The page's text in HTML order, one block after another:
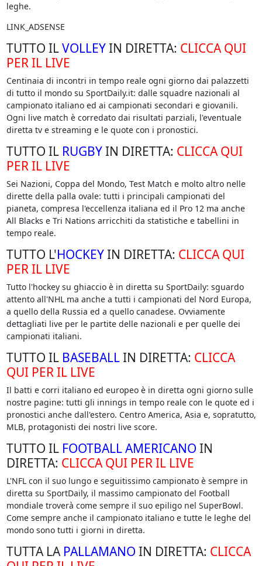
leghe.
LINK_ADSENSE
TUTTO ILVOLLEYIN DIRETTA: CLICCA QUI
PER IL LIVE
Centinaia di incontri in tempo reale ogni giorno dai palazzetti
di tutto il mondo su SportDaily.it: dalle squadre nazionali al
campionato italiano ed ai campionati secondari e giovanili.
Ogni live match è corredato dai risultati parziali, l'eventuale
diretta tv e streaming e le quote con i pronostici.
TUTTO IL RUGBYIN DIRETTA: CLICCA QUI
PER IL LIVE
Sei Nazioni, Coppa del Mondo, Test Match e molto altro nelle
dirette della palla ovale: tutti i principali campionati del
pianeta, compresa l'eccellenza italiana ed il Pro 12 ma anche
All Blacks e Tri Nations arricchiti da statistiche e tabellini in
tempo reale.
TUTTO L'HOCKEYIN DIRETTA: CLICCA QUI
PER IL LIVE
Tutto l'hockey su ghiaccio è in diretta su SportDaily: sguardo
attento all'NHL ma anche a tutti i campionati del Nord Europa,
a quello della Russia ed a quello canadese. Ovviamente
dettagliati live per le partite delle nazionali e per quelle dei
campionati italiani.
TUTTO IL BASEBALLIN DIRETTA: CLICCA
QUI PER IL LIVE
Il batti e corri italiano ed europeo è in diretta ogni giorno sulle
nostre pagine: tutti gli innings in tempo reale con le quote ed i
pronostici anche dall'estero. Centro America, Asia e, sopratutto,
MLB, protagonisti dei nostri live score.
TUTTO IL FOOTBALL AMERICANO IN
DIRETTA: CLICCA QUI PER IL LIVE
L'NFL con il suo lungo e seguitissimo campionato è sempre in
diretta su SportDaily, il massimo campionato del Football
mondiale troverà come sempre il suo epiligo nel SuperBowl.
Come sempre anche il campionato italiano e tutte le leghe del
mondo sono tutti i giorni in diretta.
TUTTA LA PALLAMANO IN DIRETTA: CLICCA